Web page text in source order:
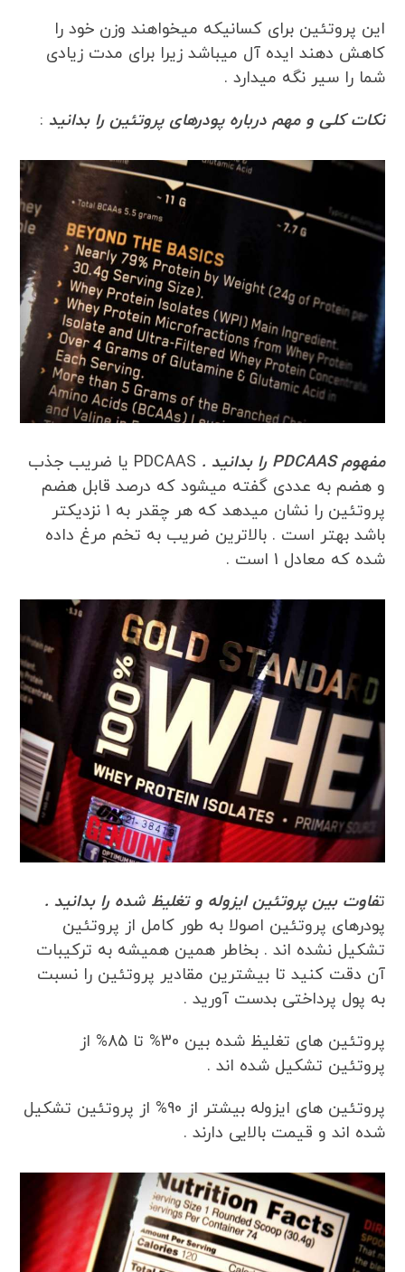
این پروتئین برای کسانیکه میخواهند وزن خود را
کاهش دهند ایده آل میباشد زیرا برای مدت زیادی
شما را سیر نگه میدارد .
نکات کلی و مهم درباره پودرهای پروتئین را بدانید :
مفهوم PDCAAS را بدانید .
PDCAAS یا ضریب جذب
و هضم به عددی گفته میشود که درصد قابل هضم
پروتئین را نشان میدهد که هر چقدر به 1 نزدیکتر
باشد بهتر است . بالاترین ضریب به تخم مرغ داده
شده که معادل 1 است .
تفاوت بین پروتئین ایزوله و تغلیظ شده را بدانید .
پودرهای پروتئین اصولا به طور کامل از پروتئین
تشکیل نشده اند . بخاطر همین همیشه به ترکیبات
آن دقت کنید تا بیشترین مقادیر پروتئین را نسبت
به پول پرداختی بدست آورید .
پروتئین های تغلیظ شده بین 30% تا 85% از
پروتئین تشکیل شده اند .
پروتئین های ایزوله بیشتر از 90% از پروتئین تشکیل
شده اند و قیمت بالایی دارند .